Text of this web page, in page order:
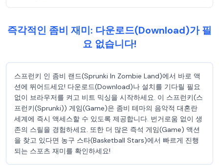
즉각적인 좀비 재미: 다운로드(Download)가 필
요 없습니다!
스프런키 인 좀비 랜드(Sprunki In Zombie Land)에서 바로 액
션에 뛰어드세요! 다운로드(Download)나 설치를 기다릴 필요
없이 브라우저를 켜고 비트 믹싱을 시작하세요. 이 스프런키(스
프런키(Sprunki)) 게임(Game)은 좀비 테마의 음악적 대혼란
세계에 즉시 액세스할 수 있도록 제공합니다. 번거로움 없이 생
존의 스릴을 경험하세요. 또한 더 많은 즉석 게임(Game) 액션
을 찾고 있다면 농구 스타(Basketball Stars)에서 빠르게 진행
되는 스포츠 재미를 확인하세요!